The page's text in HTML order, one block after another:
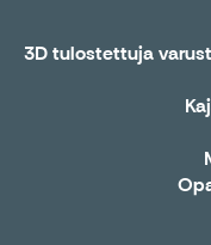
3D tulostettuja